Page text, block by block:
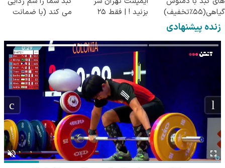
گیاهی(۵۵٪تخفیف)
بزنید ! | فقط ۲۵
می کند (با ضمانت
زنده پیشنهادی